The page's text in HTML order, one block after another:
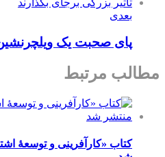
بعدی
پای صحبت یک
مطالب مرتبط
کتاب «کارآفرینی و توسعۀ